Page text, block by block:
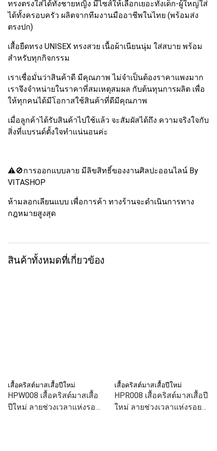
ทรงตรงใส่ได้ทั้งชายหญิง มีไซส์ให้เลือกเยอะทั้งเด็ก-ผู้ใหญ่ใส่
ได้ทั้งครอบครัว ผลิตจากทีมงานมืออาชีพในไทย (พร้อมส่ง
ตรงปก)
เสื้อยืดทรง UNISEX ทรงสวย เนื้อผ้าเนียนนุ่ม ใส่สบาย พร้อม
สำหรับทุกกิจกรรม
เราเชื่อมั่นว่าสินค้าดี มีคุณภาพ ไม่จำเป็นต้องราคาแพงมาก
เราจึงจำหน่ายในราคาที่สมเหตุสมผล กับต้นทุนการผลิต เพื่อ
ให้ทุกคนได้มีโอกาสใช้สินค้าที่ดีมีคุณภาพ
เมื่อลูกค้าได้รับสินค้าไปใช้แล้ว จะสัมผัสได้ถึง ความจริงใจกับ
สิ่งที่แบรนด์ตั้งใจทำแน่นอนค่ะ
⚠️🚫การออกแบบลาย มีลิขสิทธิ์ของงานศิลปะออนไลน์ By
VITASHOP
ห้ามลอกเลียนแบบ เพื่อการค้า ทางร้านจะดำเนินการทาง
กฎหมายสูงสุด
สินค้าทั้งหมดที่เกี่ยวข้อง
เสื้อคริสต์มาสเสื้อปีใหม่
HPW008 เสื้อคริสต์มาสเสื้อ
ปีใหม่ ลายช่วงเวลาแห่งรอย
เสื้อคริสต์มาสเสื้อปีใหม่
HPR008 เสื้อคริสต์มาสเสื้อปี
ใหม่ ลายช่วงเวลาแห่งรอย